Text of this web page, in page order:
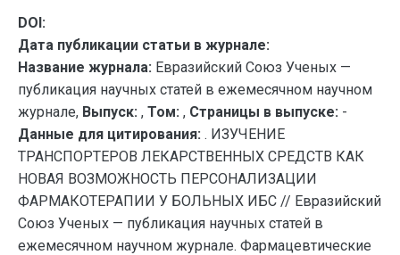
DOI:
Дата публикации статьи в журнале:
Название журнала: Евразийский Союз Ученых —
публикация научных статей в ежемесячном научном
журнале, Выпуск: , Том: , Страницы в выпуске: -
Данные для цитирования: . ИЗУЧЕНИЕ
ТРАНСПОРТЕРОВ ЛЕКАРСТВЕННЫХ СРЕДСТВ КАК
НОВАЯ ВОЗМОЖНОСТЬ ПЕРСОНАЛИЗАЦИИ
ФАРМАКОТЕРАПИИ У БОЛЬНЫХ ИБС // Евразийский
Союз Ученых — публикация научных статей в
ежемесячном научном журнале. Фармацевтические